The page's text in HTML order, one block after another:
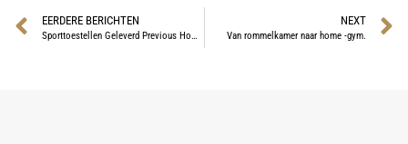
EERDERE BERICHTEN
Sporttoestellen Geleverd Previous Home Projects
NEXT
Van rommelkamer naar home -gym.